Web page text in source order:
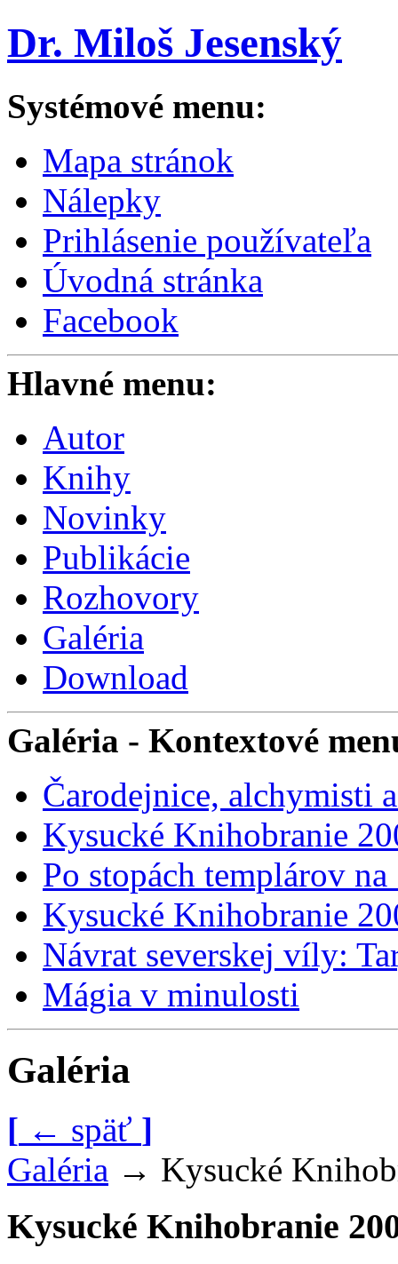
Dr. Miloš Jesenský
Systémové menu:
Mapa stránok
Nálepky
Prihlásenie používateľa
Úvodná stránka
Facebook
Hlavné menu:
Autor
Knihy
Novinky
Publikácie
Rozhovory
Galéria
Download
Galéria - Kontextové
Čarodejnice, alchymisti
Kysucké Knihobranie
Po stopách templárov
Kysucké Knihobranie
Návrat severskej víly:
Mágia v minulosti
Galéria
[ ← späť ]
Galéria → Kysucké
Kysucké Knihobranie